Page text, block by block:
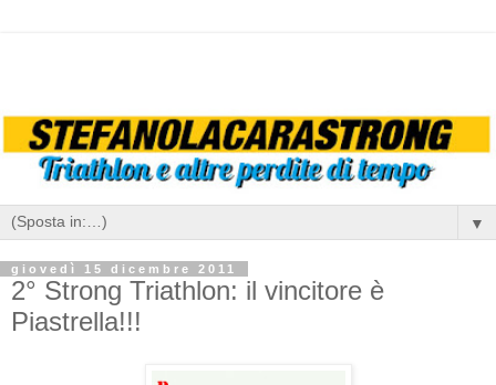
▼
giovedì 15 dicembre 2011
2° Strong Triathlon: il vincitore è
Piastrella!!!